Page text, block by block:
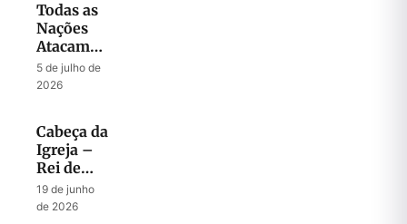
Todas as
Nações
Atacam
Jerusalém
5 de julho de
2026
Cabeça da
Igreja –
Rei de
Israel
19 de junho
de 2026